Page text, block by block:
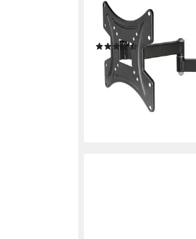
TV-Wandhalterung
Zoll, 180°
(267)
ab 15,95 € UVP 17,95 €
-11%
lieferbar - in 4-5